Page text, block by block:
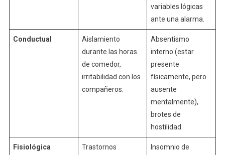
variables lógicas
ante una alarma.
Conductual
Aislamiento
durante las horas
de comedor,
irritabilidad con los
compañeros.
Absentismo
interno (estar
presente
físicamente, pero
ausente
mentalmente),
brotes de
hostilidad.
Fisiológica
Trastornos
Insomnio de